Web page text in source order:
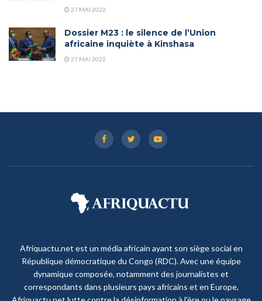
27 MAI 2022
Dossier M23 : le silence de l’Union
africaine inquiète à Kinshasa
27 MAI 2022
Afriquactu.net est un média africain ayant son siège social en
République démocratique du Congo (RDC). Avec une équipe
dynamique composée, notamment des journalistes et
correspondants dans plusieurs pays africains et en Europe,